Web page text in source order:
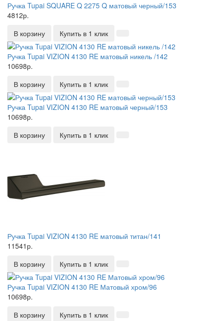
Ручка Tupai SQUARE Q 2275 Q матовый черный/153
4812р.
В корзину
Купить в 1 клик
Ручка Tupai VIZION 4130 RE матовый никель /142
10698р.
В корзину
Купить в 1 клик
Ручка Tupai VIZION 4130 RE матовый черный/153
10698р.
В корзину
Купить в 1 клик
Ручка Tupai VIZION 4130 RE матовый титан/141
11541р.
В корзину
Купить в 1 клик
Ручка Tupai VIZION 4130 RE Матовый хром/96
10698р.
В корзину
Купить в 1 клик